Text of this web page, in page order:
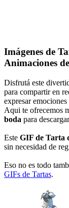
Imágenes de
Animaciones
Disfrutá este
para compartir en
expresar
Aqui te ofrecemos
boda para
Este GIF de Tarta
sin necesidad de
Eso no es todo
GIFs de Tartas.